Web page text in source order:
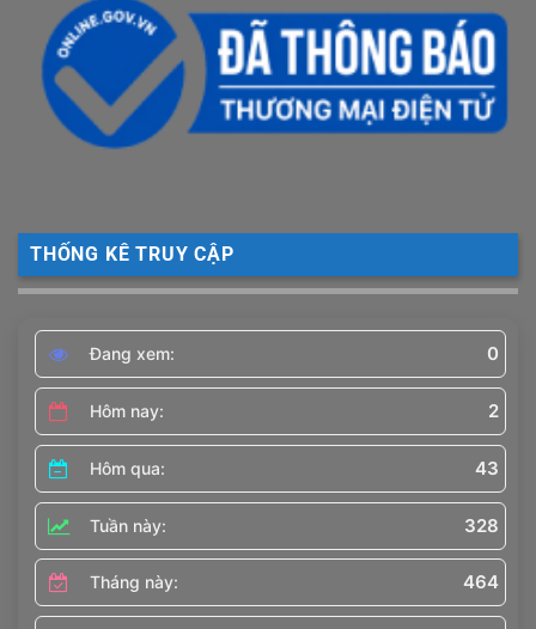
THỐNG KÊ TRUY CẬP
Đang xem: 0
Hôm nay: 2
Hôm qua: 43
Tuần này: 328
Tháng này: 464